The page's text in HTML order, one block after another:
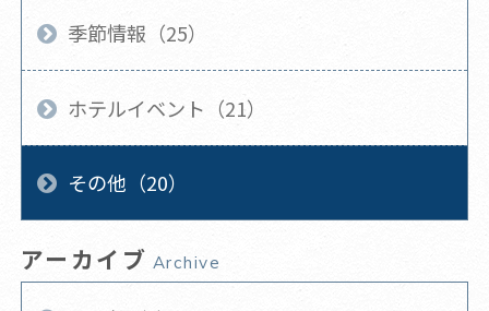
季節情報（25）
ホテルイベント（21）
その他（20）
アーカイブ Archive